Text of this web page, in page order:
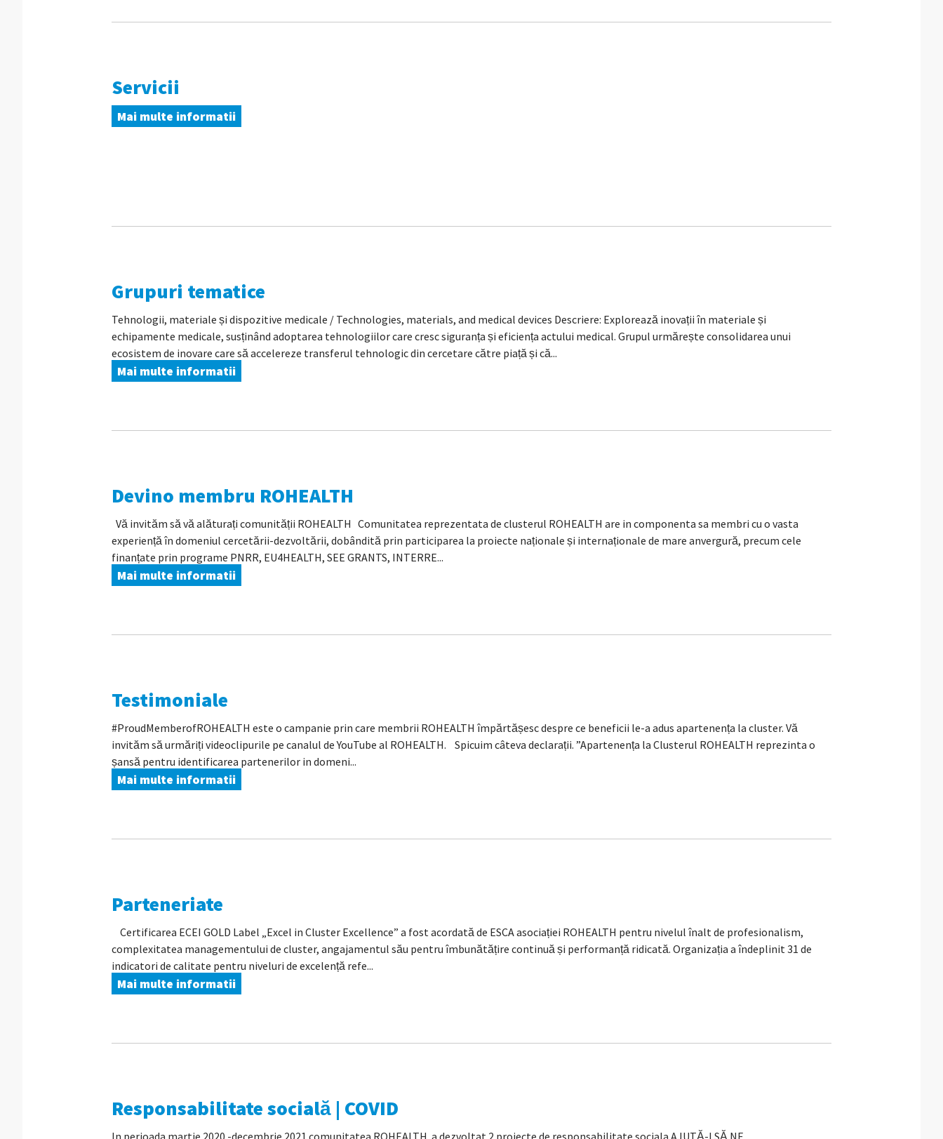
Servicii
Mai multe informatii
Grupuri tematice
Tehnologii, materiale și dispozitive medicale / Technologies, materials, and medical devices Descriere: Explorează inovații în materiale și
echipamente medicale, susținând adoptarea tehnologiilor care cresc siguranța și eficiența actului medical. Grupul urmărește consolidarea unui
ecosistem de inovare care să accelereze transferul tehnologic din cercetare către piață și că...
Mai multe informatii
Devino membru ROHEALTH
Vă invităm să vă alăturați comunității ROHEALTH Comunitatea reprezentata de clusterul ROHEALTH are in componenta sa membri cu o vasta
experiență în domeniul cercetării-dezvoltării, dobândită prin participarea la proiecte naționale și internaționale de mare anvergură, precum cele
finanțate prin programe PNRR, EU4HEALTH, SEE GRANTS, INTERRE...
Mai multe informatii
Testimoniale
#ProudMemberofROHEALTH este o campanie prin care membrii ROHEALTH împărtășesc despre ce beneficii le-a adus apartenența la cluster. Vă
invităm să urmăriți videoclipurile pe canalul de YouTube al ROHEALTH. Spicuim câteva declarații. ”Apartenența la Clusterul ROHEALTH reprezinta o
șansă pentru identificarea partenerilor in domeni...
Mai multe informatii
Parteneriate
Certificarea ECEI GOLD Label „Excel in Cluster Excellence” a fost acordată de ESCA asociației ROHEALTH pentru nivelul înalt de profesionalism,
complexitatea managementului de cluster, angajamentul său pentru îmbunătățire continuă și performanță ridicată. Organizația a îndeplinit 31 de
indicatori de calitate pentru niveluri de excelență refe...
Mai multe informatii
Responsabilitate socială | COVID
In perioada martie 2020 -decembrie 2021 comunitatea ROHEALTH a dezvoltat 2 proiecte de responsabilitate sociala AJUTĂ-I SĂ NE